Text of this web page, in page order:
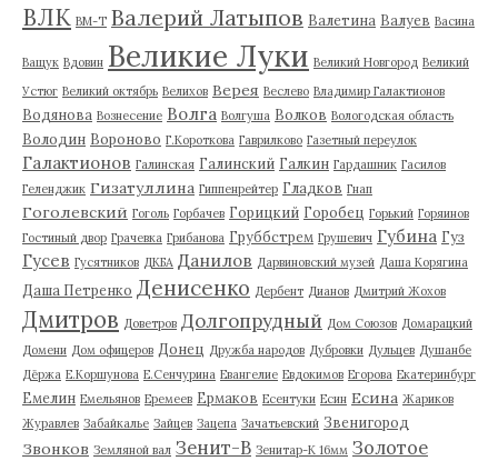
ВЛК ВМ-Т Валерий Латыпов Валетина Валуев Васина
Ващук Вдовин Великие Луки Великий Новгород Великий
Устюг Великий октябрь Велихов Верея Веслево Владимир Галактионов
Водянова Вознесение Волга Волгуша Волков Вологодская область
Володин Вороново Г.Короткова Гаврилково Газетный переулок
Галактионов Галинская Галинский Галкин Гардашник Гасилов
Геленджик Гизатуллина Гиппенрейтер Гладков Гнап
Гоголевский Гоголь Горбачев Горицкий Горобец Горький Горяинов
Гостиный двор Грачевка Грибанова Груббстрем Грушевич Губина Гуз
Гусев Гусятников ДКБА Данилов Дарвиновский музей Даша Корягина
Даша Петренко Денисенко Дербент Дианов Дмитрий Жохов
Дмитров Доветров Долгопрудный Дом Союзов Домарацкий
Домени Дом офицеров Донец Дружба народов Дубровки Дульцев Душанбе
Дёржа Е.Коршунова Е.Сенчурина Евангелие Евдокимов Егорова Екатеринбург
Емелин Емельянов Еремеев Ермаков Есентуки Есин Есина Жариков
Журавлев Забайкалье Зайцев Зацепа Зачатьевский Звенигород
Звонков Земляной вал Зенит-В Зенитар-К 16мм Золотое